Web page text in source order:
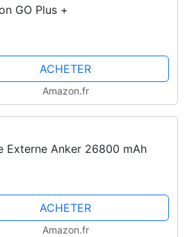
GO Plus +
ACHETER
Amazon.fr
Externe Anker 26800 mAh
ACHETER
Amazon.fr